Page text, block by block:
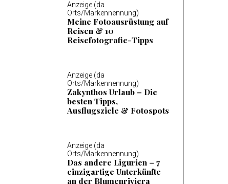
Anzeige (da
Orts/Markennennung)
Meine Fotoausrüstung auf
Reisen & 10
Reisefotografie-Tipps
Anzeige (da
Orts/Markennennung)
Zakynthos Urlaub – Die
besten Tipps,
Ausflugsziele & Fotospots
Anzeige (da
Orts/Markennennung)
Das andere Ligurien – 7
einzigartige Unterkünfte
an der Blumenriviera